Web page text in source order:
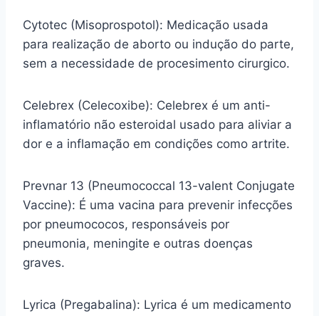
Cytotec (Misoprospotol): Medicação usada
para realização de aborto ou indução do parte,
sem a necessidade de procesimento cirurgico.
Celebrex (Celecoxibe): Celebrex é um anti-
inflamatório não esteroidal usado para aliviar a
dor e a inflamação em condições como artrite.
Prevnar 13 (Pneumococcal 13-valent Conjugate
Vaccine): É uma vacina para prevenir infecções
por pneumococos, responsáveis por
pneumonia, meningite e outras doenças
graves.
Lyrica (Pregabalina): Lyrica é um medicamento